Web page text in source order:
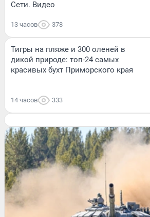
Сети. Видео
13 часов 378
Тигры на пляже и 300 оленей в
дикой природе: топ-24 самых
красивых бухт Приморского края
14 часов 333